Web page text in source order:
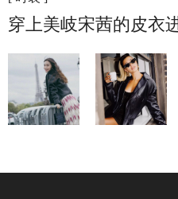
穿上美岐宋茜的皮衣